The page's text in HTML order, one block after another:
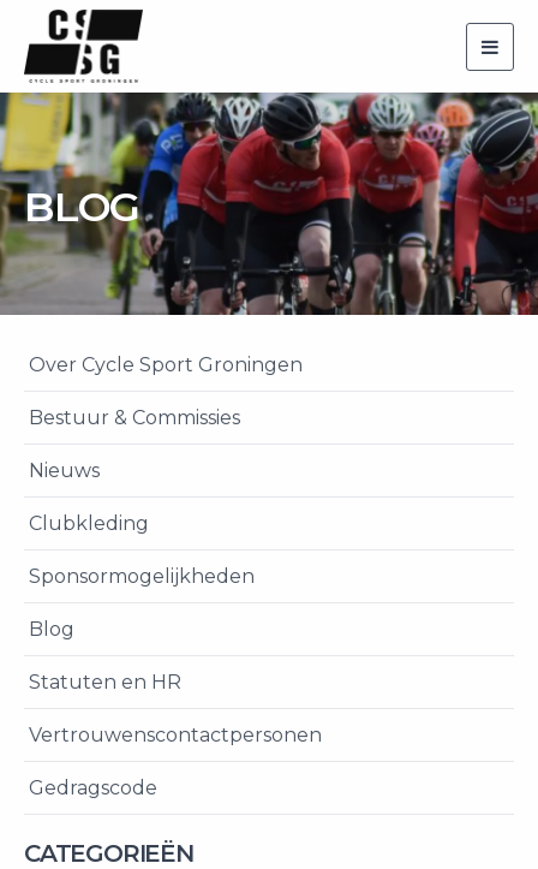
BLOG
Over Cycle Sport Groningen
Bestuur & Commissies
Nieuws
Clubkleding
Sponsormogelijkheden
Blog
Statuten en HR
Vertrouwenscontactpersonen
Gedragscode
CATEGORIEËN